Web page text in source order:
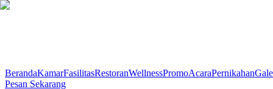
BerandaKamarFasilitasRestoranWellnessPromoAcaraPernikahan
Pesan Sekarang